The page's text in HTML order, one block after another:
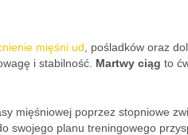
mięśni ud , pośladków oraz
i stabilność. Martwy ciąg to
mięśniowej poprzez stopniowe
swojego planu treningowego